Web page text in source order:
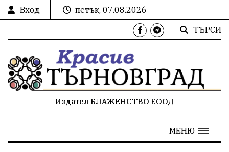
Вход
петък, 07.08.2026
ТЪРСИ
Издател БЛАЖЕНСТВО ЕООД
МЕНЮ